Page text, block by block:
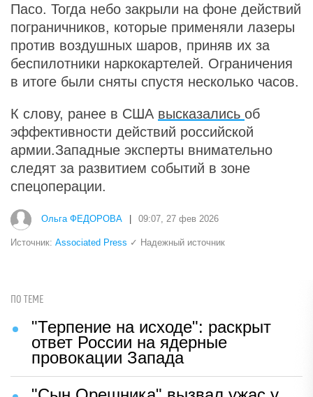
Пасо. Тогда небо закрыли на фоне действий
пограничников, которые применяли лазеры
против воздушных шаров, приняв их за
беспилотники наркокартелей. Ограничения
в итоге были сняты спустя несколько часов.
К слову, ранее в США высказались об
эффективности действий российской
армии.Западные эксперты внимательно
следят за развитием событий в зоне
спецоперации.
Ольга ФЕДОРОВА 09:07, 27 фев 2026
Источник: Associated Press ✓ Надежный источник
ПО ТЕМЕ
"Терпение на исходе": раскрыт
ответ России на ядерные
провокации Запада